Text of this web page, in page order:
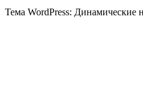
Тема WordPress: Динамические